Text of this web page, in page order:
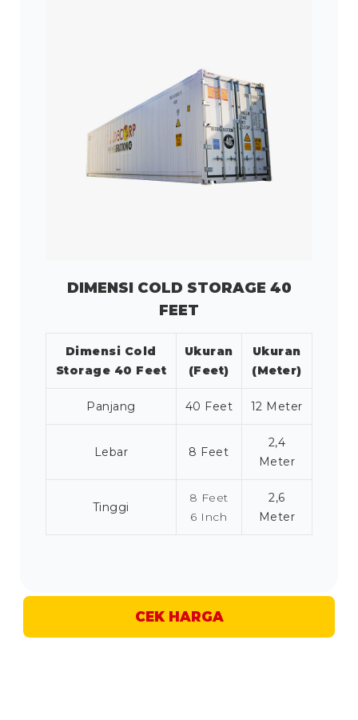
DIMENSI COLD STORAGE 40
FEET
Dimensi Cold
Storage 40 Feet
Ukuran
(Feet)
Ukuran
(Meter)
Panjang 40 Feet 12 Meter
Lebar 8 Feet
2,4
Meter
Tinggi
8 Feet
6 Inch
2,6
Meter
CEK HARGA